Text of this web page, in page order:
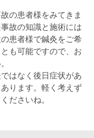
の患者様をみてきま
故の知識と施術には
患者様で鍼灸をご希
も可能ですので、お
はなく後日症状があ
ります。軽く考えず
ださいね。